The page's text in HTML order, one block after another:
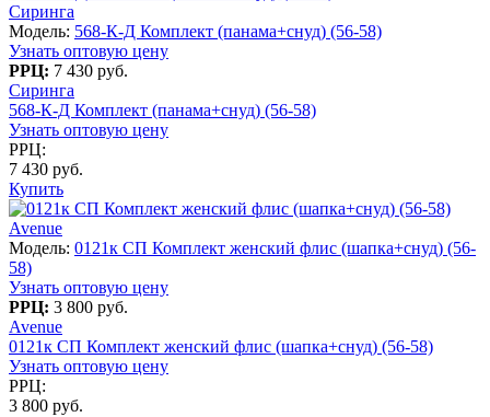
Сиринга
Модель: 568-К-Д Комплект (панама+снуд) (56-58)
Узнать оптовую цену
РРЦ: 7 430 руб.
Сиринга
568-К-Д Комплект (панама+снуд) (56-58)
Узнать оптовую цену
РРЦ:
7 430 руб.
Купить
Avenue
Модель: 0121к СП Комплект женский флис (шапка+снуд) (56-
58)
Узнать оптовую цену
РРЦ: 3 800 руб.
Avenue
0121к СП Комплект женский флис (шапка+снуд) (56-58)
Узнать оптовую цену
РРЦ:
3 800 руб.